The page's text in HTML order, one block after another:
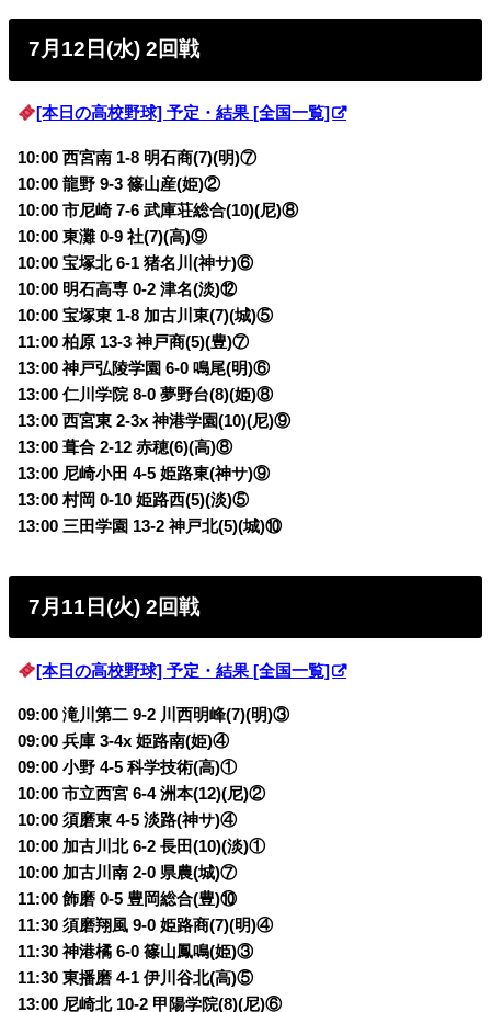
7月12日(水) 2回戦
[本日の高校野球] 予定・結果 [全国一覧]
10:00 西宮南 1-8 明石商(7)(明)⑦
10:00 龍野 9-3 篠山産(姫)②
10:00 市尼崎 7-6 武庫荘総合(10)(尼)⑧
10:00 東灘 0-9 社(7)(高)⑨
10:00 宝塚北 6-1 猪名川(神サ)⑥
10:00 明石高専 0-2 津名(淡)⑫
10:00 宝塚東 1-8 加古川東(7)(城)⑤
11:00 柏原 13-3 神戸商(5)(豊)⑦
13:00 神戸弘陵学園 6-0 鳴尾(明)⑥
13:00 仁川学院 8-0 夢野台(8)(姫)⑧
13:00 西宮東 2-3x 神港学園(10)(尼)⑨
13:00 葺合 2-12 赤穂(6)(高)⑧
13:00 尼崎小田 4-5 姫路東(神サ)⑨
13:00 村岡 0-10 姫路西(5)(淡)⑤
13:00 三田学園 13-2 神戸北(5)(城)⑩
7月11日(火) 2回戦
[本日の高校野球] 予定・結果 [全国一覧]
09:00 滝川第二 9-2 川西明峰(7)(明)③
09:00 兵庫 3-4x 姫路南(姫)④
09:00 小野 4-5 科学技術(高)①
10:00 市立西宮 6-4 洲本(12)(尼)②
10:00 須磨東 4-5 淡路(神サ)④
10:00 加古川北 6-2 長田(10)(淡)①
10:00 加古川南 2-0 県農(城)⑦
11:00 飾磨 0-5 豊岡総合(豊)⑩
11:30 須磨翔風 9-0 姫路商(7)(明)④
11:30 神港橘 6-0 篠山鳳鳴(姫)③
11:30 東播磨 4-1 伊川谷北(高)⑤
13:00 尼崎北 10-2 甲陽学院(8)(尼)⑥